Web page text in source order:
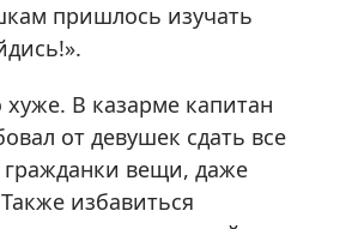
пришлось изучать
В казарме капитан
от девушек сдать все
гражданки вещи, даже
избавиться